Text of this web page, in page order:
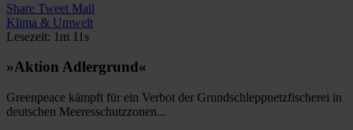
Share Tweet Mail
Klima & Umwelt
Lesezeit: 1m 11s
»Aktion Adlergrund«
Greenpeace kämpft für ein Verbot der Grundschleppnetzfischerei in
deutschen Meeresschutzzonen...